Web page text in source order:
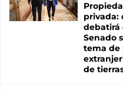
privada:
debatirá
Senado
tema de
de